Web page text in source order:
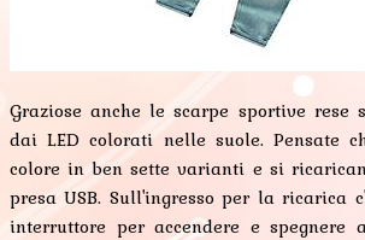
Graziose anche le scarpe sportive rese
dai LED colorati nelle suole. Pensate
colore in ben sette varianti e si
presa USB. Sull'ingresso per la ricarica
interruttore per accendere e spegnere